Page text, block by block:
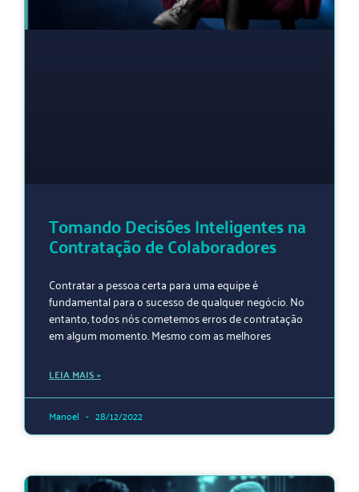
Tomando Decisões Inteligentes na
Contratação de Colaboradores
Contratar a pessoa certa para uma equipe é
fundamental para o sucesso de qualquer negócio. No
entanto, todos nós cometemos erros de contratação
em algum momento. Mesmo com as melhores
LEIA MAIS »
Manoel 28/12/2022